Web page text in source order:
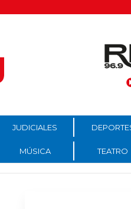
JUDICIALES
MÚSICA TEATRO